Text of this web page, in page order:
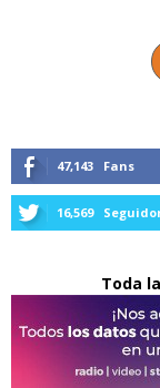
47,143 Fans
16,569
Toda